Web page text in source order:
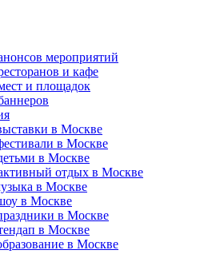
мероприятий
и кафе
и площадок
в Москве
в Москве
в Москве
отдых в Москве
в Москве
в Москве
в Москве
в Москве
в Москве